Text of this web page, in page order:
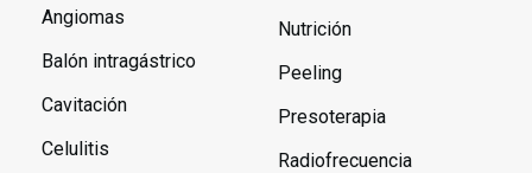
Angiomas
Balón intragástrico
Cavitación
Celulitis
Nutrición
Peeling
Presoterapia
Radiofrecuencia